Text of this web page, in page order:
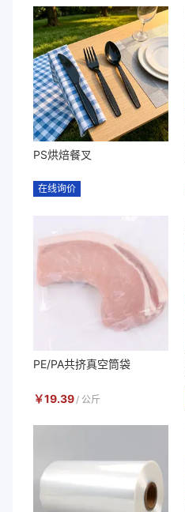
PS烘焙餐叉
在线询价
PE/PA共挤真空筒袋
￥19.39 / 公斤